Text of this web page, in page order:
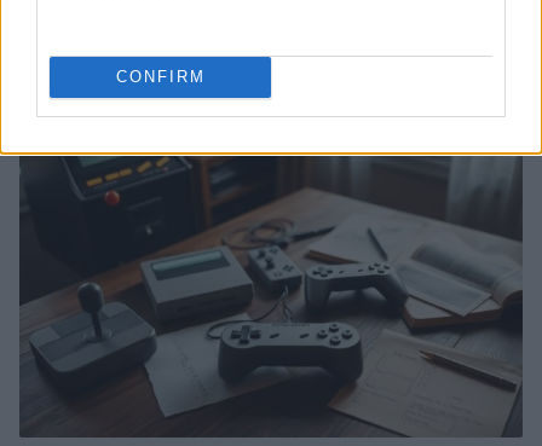
CONFIRM
Ilaria Mauri · 28 Lug 2026